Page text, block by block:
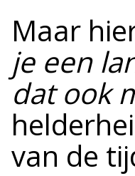
Maar
je een
dat ook
van de